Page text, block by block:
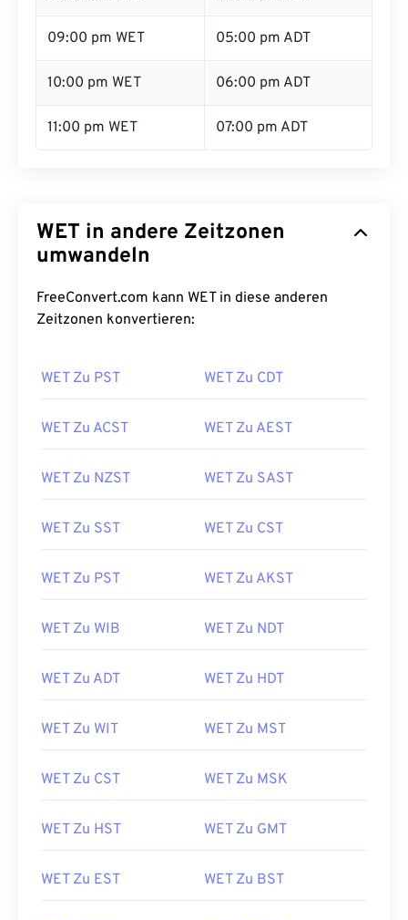
09:00 pm WET 05:00 pm ADT
10:00 pm WET 06:00 pm ADT
11:00 pm WET 07:00 pm ADT
WET in andere Zeitzonen
umwandeln
FreeConvert.com kann WET in diese anderen
Zeitzonen konvertieren:
WET Zu PST WET Zu CDT
WET Zu ACST WET Zu AEST
WET Zu NZST WET Zu SAST
WET Zu SST WET Zu CST
WET Zu PST WET Zu AKST
WET Zu WIB WET Zu NDT
WET Zu ADT WET Zu HDT
WET Zu WIT WET Zu MST
WET Zu CST WET Zu MSK
WET Zu HST WET Zu GMT
WET Zu EST WET Zu BST